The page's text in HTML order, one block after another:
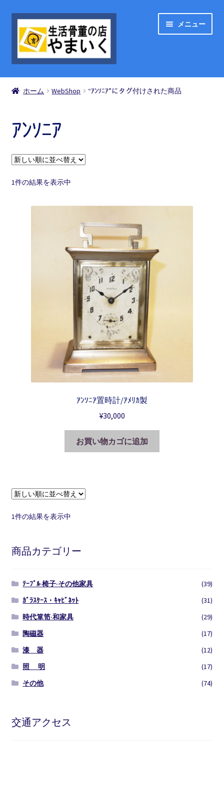
ナ
ー
ン
キ
プ
コ
ン
ス
プ
メニュー
ShopList
買い物カゴ
お問い合わせ
マイアカウント
ホーム WebShop “ｱﾝｿﾆｱ”にタグ付けされた商品
ｱﾝｿﾆｱ
1件の結果を表示中
ｱﾝｿﾆｱ置時計/ｱﾒﾘｶ製
¥30,000
お買い物カゴに追加
1件の結果を表示中
商品カテゴリー
ﾃｰﾌﾞﾙ·椅子·その他家具
(39)
ｶﾞﾗｽｹｰｽ・ｷｬﾋﾞﾈｯﾄ
(31)
時代箪笥·和家具
(29)
陶磁器
(17)
漆 器
(12)
照 明
(17)
その他
(74)
交通アクセス